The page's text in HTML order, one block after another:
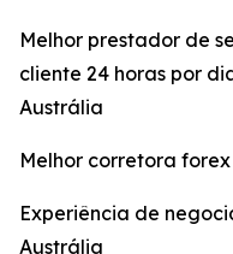
Melhor prestador de
cliente 24 horas por
Austrália
Melhor corretora
Experiência de
Austrália